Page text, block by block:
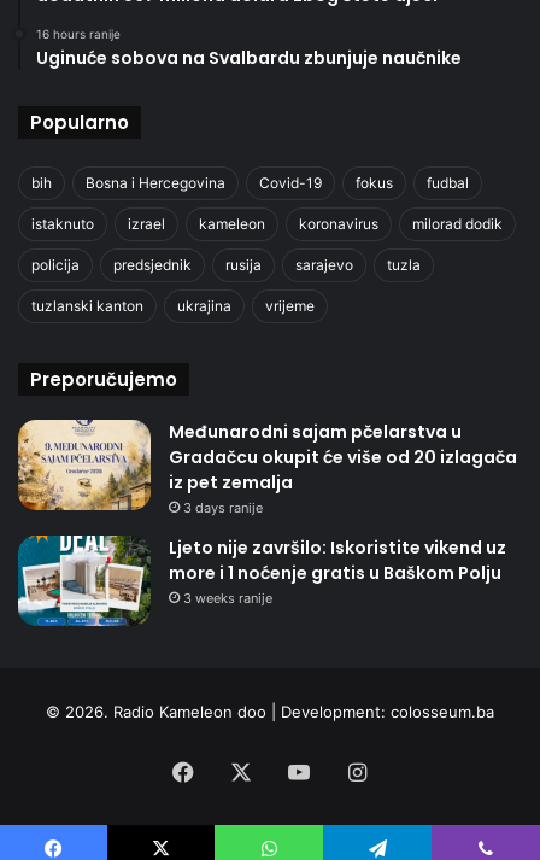
16 hours ranije
Uginuće sobova na Svalbardu zbunjuje naučnike
Popularno
bih Bosna i Hercegovina Covid-19 fokus fudbal
istaknuto izrael kameleon koronavirus milorad dodik
policija predsjednik rusija sarajevo tuzla
tuzlanski kanton ukrajina vrijeme
Preporučujemo
Međunarodni sajam pčelarstva u
Gradačcu okupit će više od 20 izlagača
iz pet zemalja
3 days ranije
Ljeto nije završilo: Iskoristite vikend uz
more i 1 noćenje gratis u Baškom Polju
3 weeks ranije
© 2026. Radio Kameleon doo | Development: colosseum.ba
Facebook YouTubeInstagram